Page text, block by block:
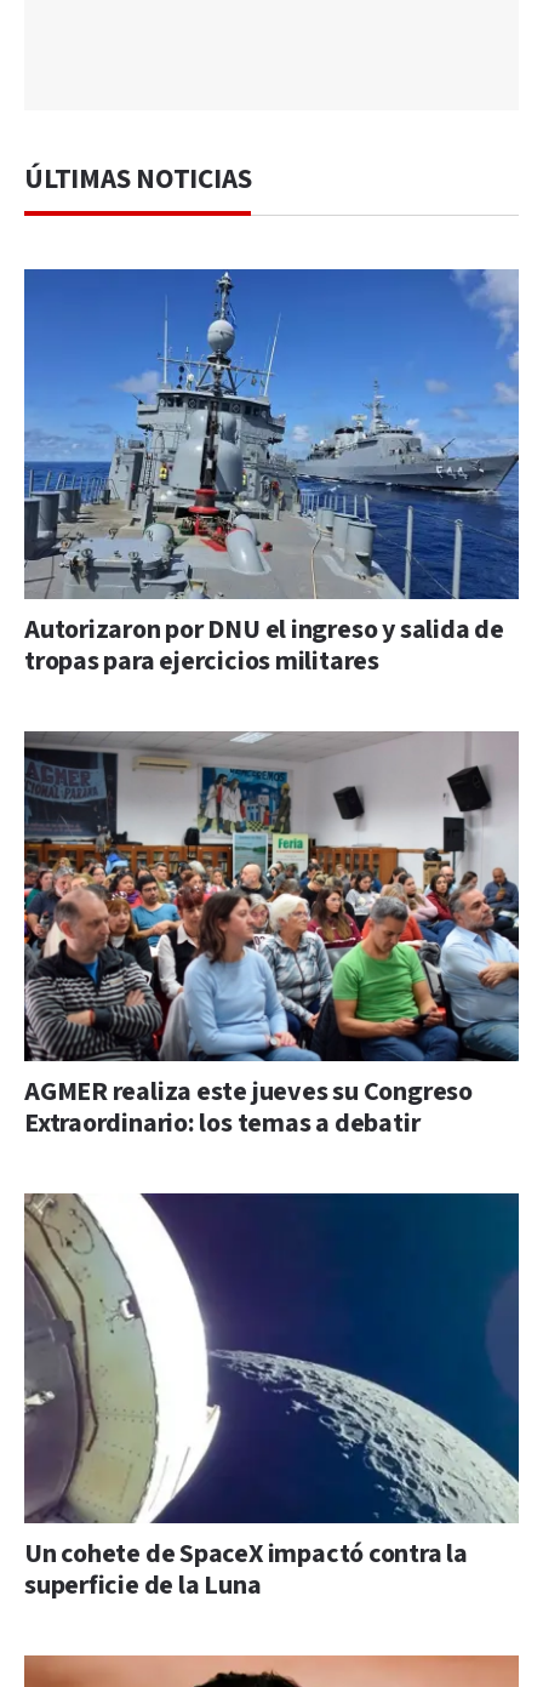
ÚLTIMAS NOTICIAS
Autorizaron por DNU el ingreso y salida de
tropas para ejercicios militares
AGMER realiza este jueves su Congreso
Extraordinario: los temas a debatir
Un cohete de SpaceX impactó contra la
superficie de la Luna